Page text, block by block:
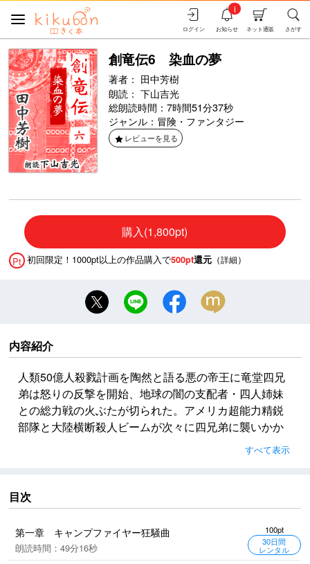
さがす
ネット通販
お知らせ
i
ログイン
創竜伝6 染血の夢
著者： 田中芳樹
朗読： 下山吉光
総朗読時間：7時間51分37秒
ジャンル： 冒険・ファンタジー
レビューを見る
購入(1,800pt)
Pt 初回限定！1000pt以上の作品購入で500pt還元 （詳細）
内容紹介
人類50億人殺戮計画を陶然と語る悪の帝王に竜堂四兄
弟は怒りの反撃を開始、地球の闇の支配者・四人姉妹
との総力戦の火ぶたが切られた。アメリカ超能力精鋭
部隊と大陸横断殺人ビームが次々に四兄弟に襲いかか
る。さらに茉理を人質にとられた四兄弟が怒りのパワ
ーで結束したとき、天空に再び巨竜が飛翔する！待望
※この物語はあくまでフィクションであり、現実の事
件・団体・個人などとは無関係であることを、とくに
お断わりしておきます。
すべて表示
目次
第一章 キャンプファイヤー狂騒曲
朗読時間：49分16秒
100pt
30日間
レンタル